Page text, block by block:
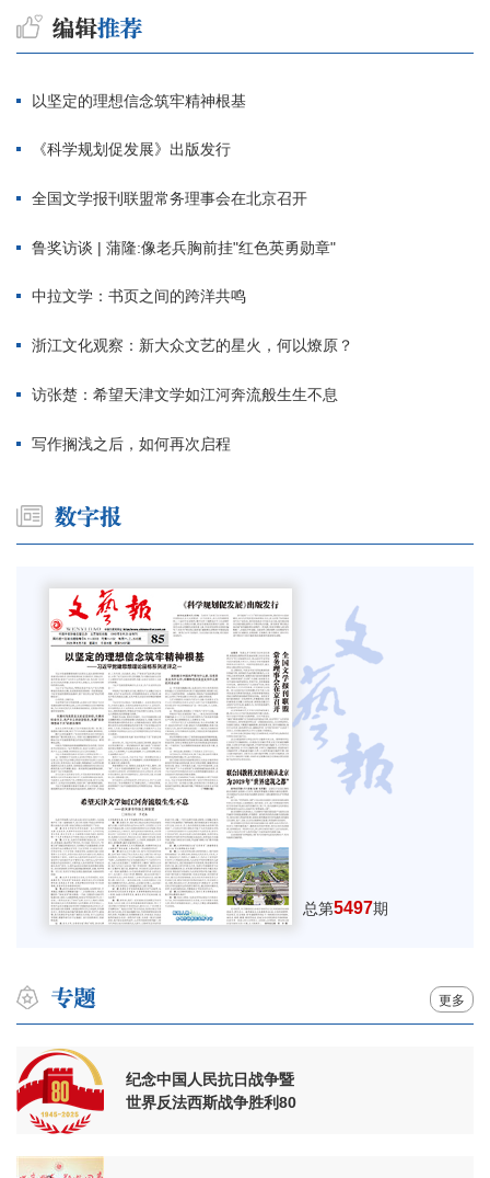
以坚定的理想信念筑牢精神根基
《科学规划促发展》出版发行
全国文学报刊联盟常务理事会在北京召开
鲁奖访谈 | 蒲隆:像老兵胸前挂"红色英勇勋章"
中拉文学：书页之间的跨洋共鸣
浙江文化观察：新大众文艺的星火，何以燎原？
访张楚：希望天津文学如江河奔流般生生不息
写作搁浅之后，如何再次启程
总第5497期
更多
纪念中国人民抗日战争暨
世界反法西斯战争胜利80